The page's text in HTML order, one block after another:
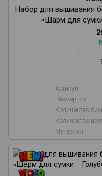
Набор для вышивания
«Шарм для
Артикул
Размер, см
Количество
Количество
Материал